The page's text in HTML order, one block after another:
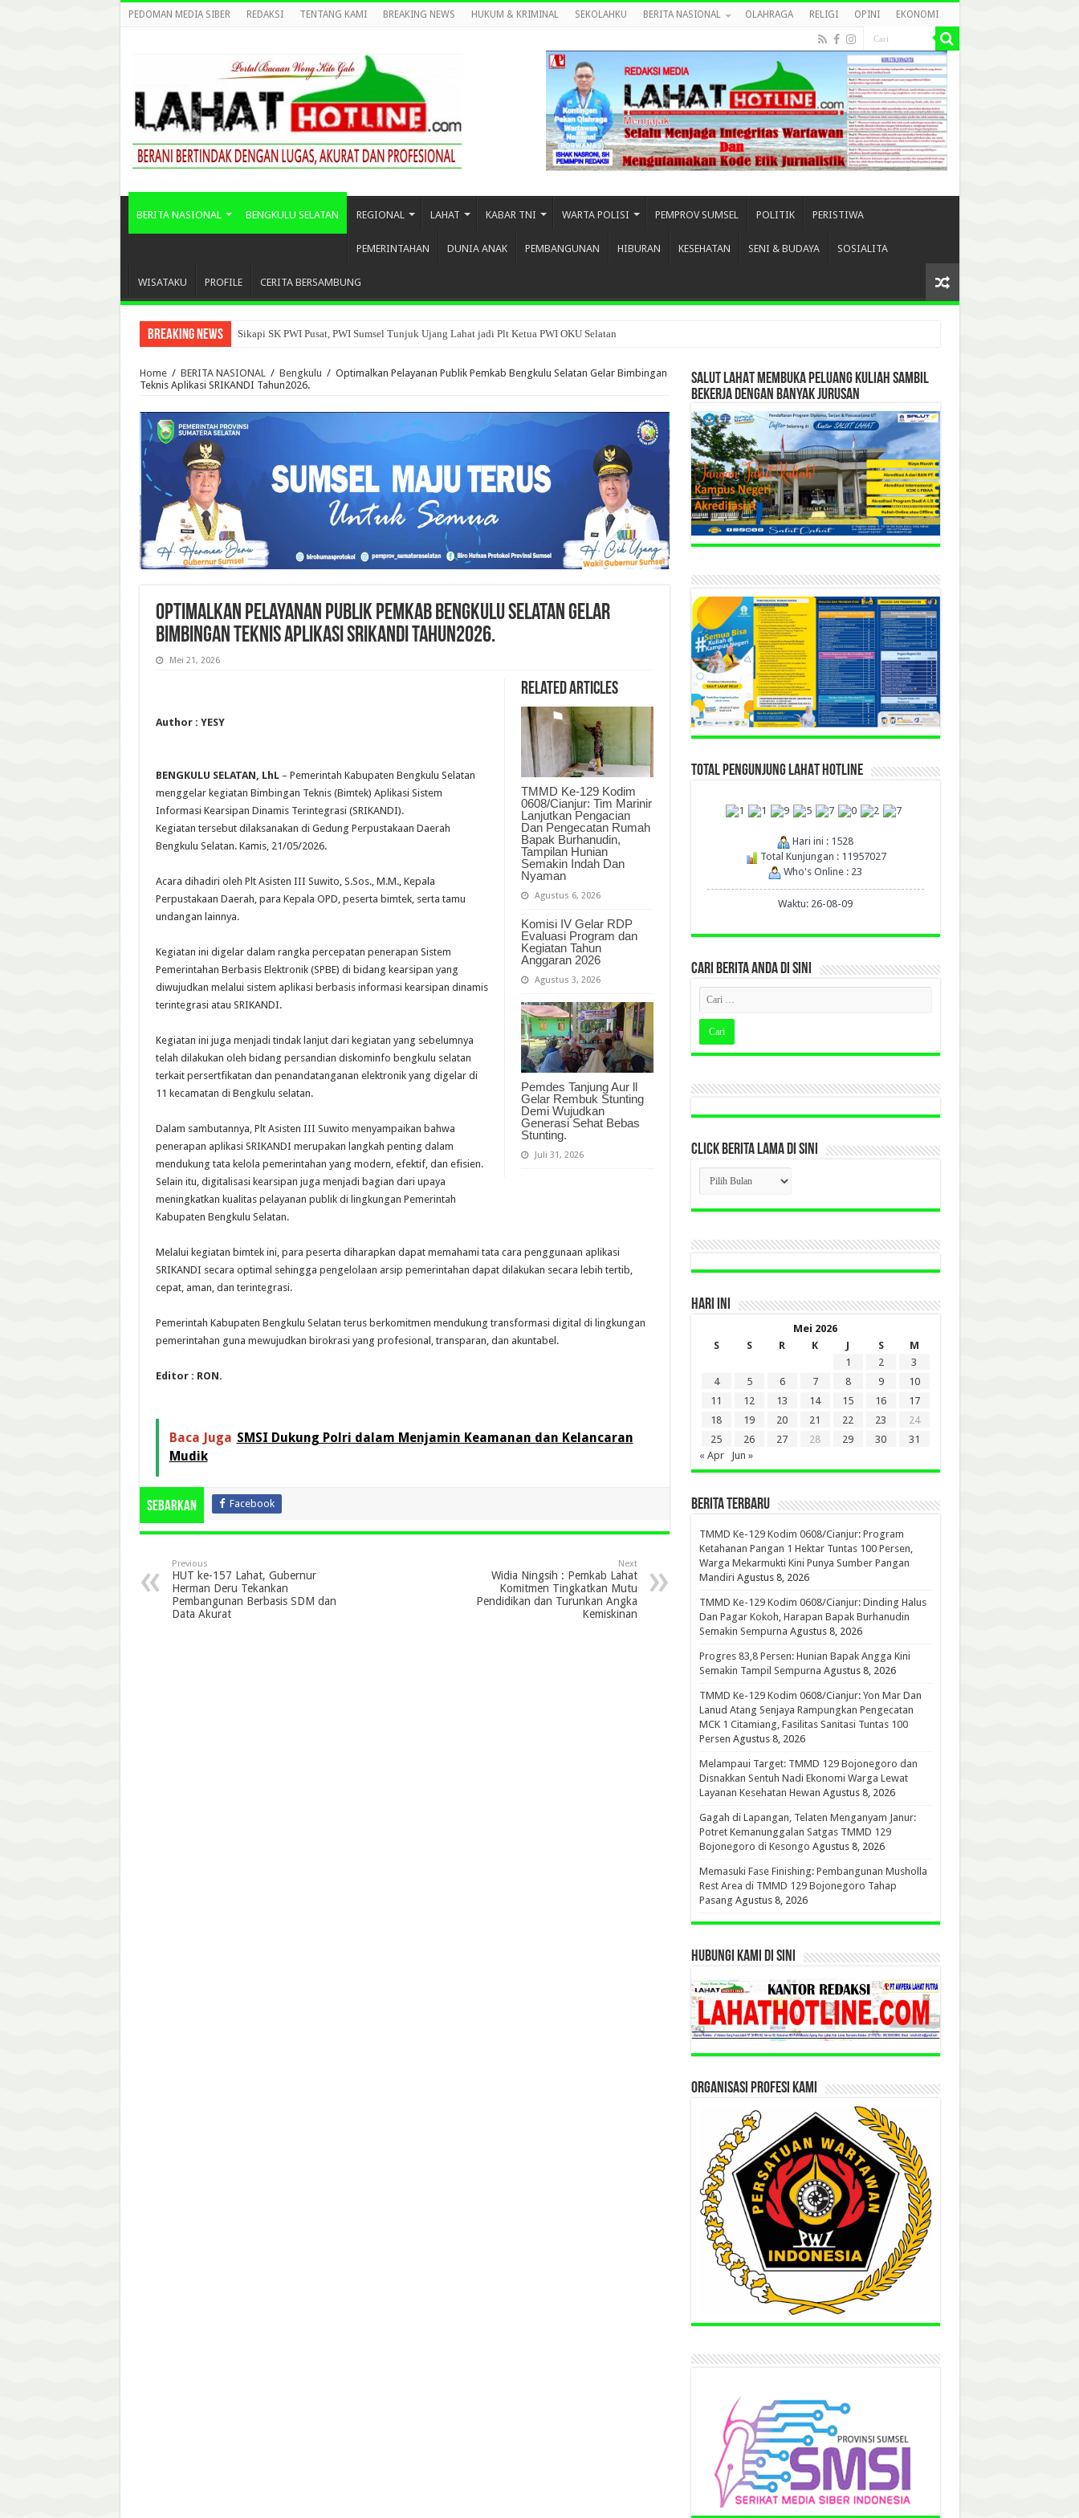
PEDOMAN MEDIA SIBER REDAKSI TENTANG KAMI BREAKING NEWS HUKUM & KRIMINAL SEKOLAHKU BERITA NASIONAL OLAHRAGA RELIGI OPINI EKONOMI
BERITA NASIONAL BENGKULU SELATAN REGIONAL LAHAT KABAR TNI WARTA POLISI PEMPROV SUMSEL POLITIK PERISTIWA
PEMERINTAHAN DUNIA ANAK PEMBANGUNAN HIBURAN KESEHATAN SENI & BUDAYA SOSIALITA
WISATAKU PROFILE CERITA BERSAMBUNG
Breaking News Sikapi SK PWI Pusat, PWI Sumsel Tunjuk Ujang Lahat jadi Plt Ketua PWI OKU Selatan
Home / BERITA NASIONAL / Bengkulu / Optimalkan Pelayanan Publik Pemkab Bengkulu Selatan Gelar Bimbingan
Teknis Aplikasi SRIKANDI Tahun2026.
Optimalkan Pelayanan Publik Pemkab Bengkulu Selatan Gelar
Bimbingan Teknis Aplikasi SRIKANDI Tahun2026.
Mei 21, 2026
Related Articles
TMMD Ke-129 Kodim
0608/Cianjur: Tim Marinir
Lanjutkan Pengacian
Dan Pengecatan Rumah
Bapak Burhanudin,
Tampilan Hunian
Semakin Indah Dan
Nyaman
Agustus 6, 2026
Komisi IV Gelar RDP
Evaluasi Program dan
Kegiatan Tahun
Anggaran 2026
Agustus 3, 2026
Pemdes Tanjung Aur ll
Gelar Rembuk Stunting
Demi Wujudkan
Generasi Sehat Bebas
Stunting.
Juli 31, 2026
Author : YESY
BENGKULU SELATAN, LhL– Pemerintah Kabupaten Bengkulu Selatan
menggelar kegiatan Bimbingan Teknis (Bimtek) Aplikasi Sistem
Informasi Kearsipan Dinamis Terintegrasi (SRIKANDI).
Kegiatan tersebut dilaksanakan di Gedung Perpustakaan Daerah
Bengkulu Selatan. Kamis, 21/05/2026.
Acara dihadiri oleh Plt Asisten III Suwito, S.Sos., M.M., Kepala
Perpustakaan Daerah, para Kepala OPD, peserta bimtek, serta tamu
undangan lainnya.
Kegiatan ini digelar dalam rangka percepatan penerapan Sistem
Pemerintahan Berbasis Elektronik (SPBE) di bidang kearsipan yang
diwujudkan melalui sistem aplikasi berbasis informasi kearsipan dinamis
terintegrasi atau SRIKANDI.
Kegiatan ini juga menjadi tindak lanjut dari kegiatan yang sebelumnya
telah dilakukan oleh bidang persandian diskominfo bengkulu selatan
terkait persertfikatan dan penandatanganan elektronik yang digelar di
11 kecamatan di Bengkulu selatan.
Dalam sambutannya, Plt Asisten III Suwito menyampaikan bahwa
penerapan aplikasi SRIKANDI merupakan langkah penting dalam
mendukung tata kelola pemerintahan yang modern, efektif, dan efisien.
Selain itu, digitalisasi kearsipan juga menjadi bagian dari upaya
meningkatkan kualitas pelayanan publik di lingkungan Pemerintah
Kabupaten Bengkulu Selatan.
Melalui kegiatan bimtek ini, para peserta diharapkan dapat memahami tata cara penggunaan aplikasi
SRIKANDI secara optimal sehingga pengelolaan arsip pemerintahan dapat dilakukan secara lebih tertib,
cepat, aman, dan terintegrasi.
Pemerintah Kabupaten Bengkulu Selatan terus berkomitmen mendukung transformasi digital di lingkungan
pemerintahan guna mewujudkan birokrasi yang profesional, transparan, dan akuntabel.
Editor : RON.
Baca Juga SMSI Dukung Polri dalam Menjamin Keamanan dan Kelancaran
Mudik
Sebarkan Facebook
Previous
HUT ke-157 Lahat, Gubernur
Herman Deru Tekankan
Pembangunan Berbasis SDM dan
Data Akurat
Next
Widia Ningsih : Pemkab Lahat
Komitmen Tingkatkan Mutu
Pendidikan dan Turunkan Angka
Kemiskinan
SALUT LAHAT MEMBUKA PELUANG KULIAH SAMBIL
BEKERJA DENGAN BANYAK JURUSAN
TOTAL PENGUNJUNG LAHAT HOTLINE
Hari ini : 1528
Total Kunjungan : 11957027
Who's Online : 23
Waktu: 26-08-09
CARI BERITA ANDA DI SINI
CLICK BERITA LAMA DI SINI
CLICK
BERITA
LAMA
DI
HARI INI
Mei 2026
S
S R K J S
M
1
2
3
4
5 6 7 8 9
10
11
12 13 14 15 16
17
18
19 20 21 22 23
24
25
26 27 28 29 30
31
« Apr
Jun »
BERITA TERBARU
TMMD Ke-129 Kodim 0608/Cianjur: Program
Ketahanan Pangan 1 Hektar Tuntas 100 Persen,
Warga Mekarmukti Kini Punya Sumber Pangan
Mandiri Agustus 8, 2026
TMMD Ke-129 Kodim 0608/Cianjur: Dinding Halus
Dan Pagar Kokoh, Harapan Bapak Burhanudin
Semakin Sempurna Agustus 8, 2026
Progres 83,8 Persen: Hunian Bapak Angga Kini
Semakin Tampil Sempurna Agustus 8, 2026
TMMD Ke-129 Kodim 0608/Cianjur: Yon Mar Dan
Lanud Atang Senjaya Rampungkan Pengecatan
MCK 1 Citamiang, Fasilitas Sanitasi Tuntas 100
Persen Agustus 8, 2026
Melampaui Target: TMMD 129 Bojonegoro dan
Disnakkan Sentuh Nadi Ekonomi Warga Lewat
Layanan Kesehatan Hewan Agustus 8, 2026
Gagah di Lapangan, Telaten Menganyam Janur:
Potret Kemanunggalan Satgas TMMD 129
Bojonegoro di Kesongo Agustus 8, 2026
Memasuki Fase Finishing: Pembangunan Musholla
Rest Area di TMMD 129 Bojonegoro Tahap
Pasang Agustus 8, 2026
HUBUNGI KAMI DI SINI
ORGANISASI PROFESI KAMI